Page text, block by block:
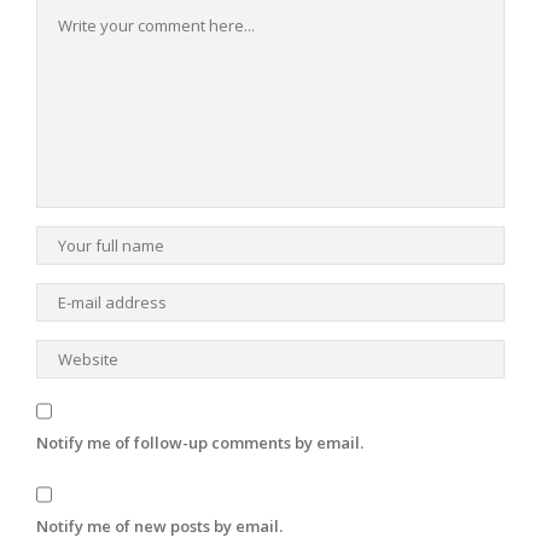
Notify me of follow-up comments by email.
Notify me of new posts by email.